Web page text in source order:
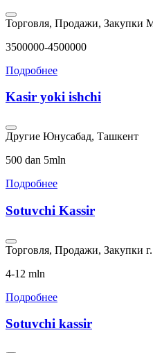
Торговля, Продажи, Закупки
3500000-4500000
Подробнее
Kasir yoki ishchi
Другие Юнусабад, Ташкент
500 dan 5mln
Подробнее
Sotuvchi Kassir
Торговля, Продажи, Закупки
4-12 mln
Подробнее
Sotuvchi kassir